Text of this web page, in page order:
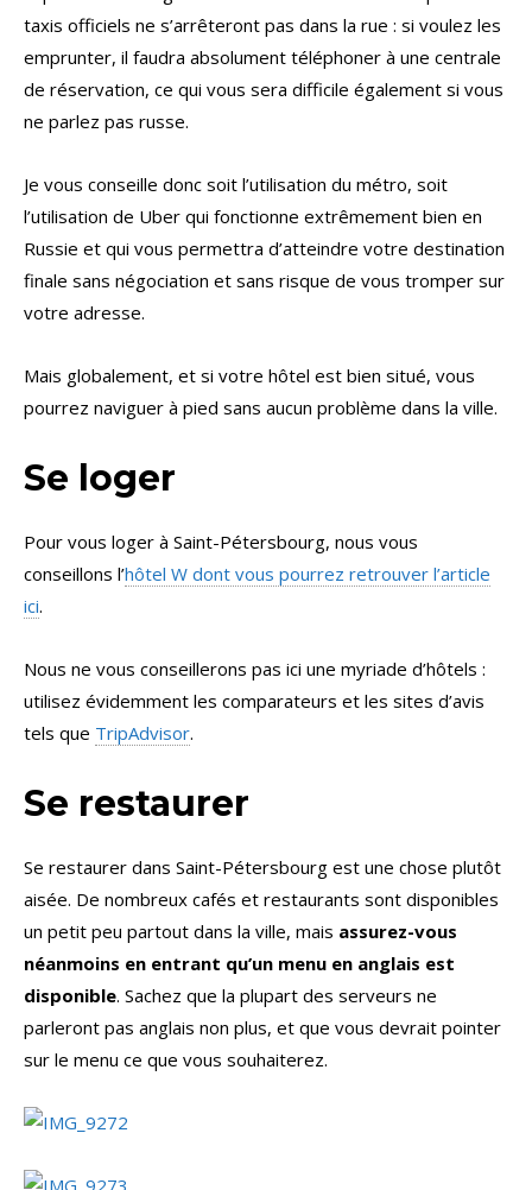
taxis officiels ne s’arrêteront pas dans la rue : si voulez les
emprunter, il faudra absolument téléphoner à une centrale
de réservation, ce qui vous sera difficile également si vous
ne parlez pas russe.
Je vous conseille donc soit l’utilisation du métro, soit
l’utilisation de Uber qui fonctionne extrêmement bien en
Russie et qui vous permettra d’atteindre votre destination
finale sans négociation et sans risque de vous tromper sur
votre adresse.
Mais globalement, et si votre hôtel est bien situé, vous
pourrez naviguer à pied sans aucun problème dans la ville.
Se loger
Pour vous loger à Saint-Pétersbourg, nous vous
conseillons l’hôtel W dont vous pourrez retrouver l’article
ici.
Nous ne vous conseillerons pas ici une myriade d’hôtels :
utilisez évidemment les comparateurs et les sites d’avis
tels que TripAdvisor.
Se restaurer
Se restaurer dans Saint-Pétersbourg est une chose plutôt
aisée. De nombreux cafés et restaurants sont disponibles
un petit peu partout dans la ville, mais assurez-vous
néanmoins en entrant qu’un menu en anglais est
disponible. Sachez que la plupart des serveurs ne
parleront pas anglais non plus, et que vous devrait pointer
sur le menu ce que vous souhaiterez.